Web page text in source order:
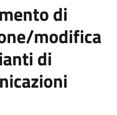
di
modifica
di